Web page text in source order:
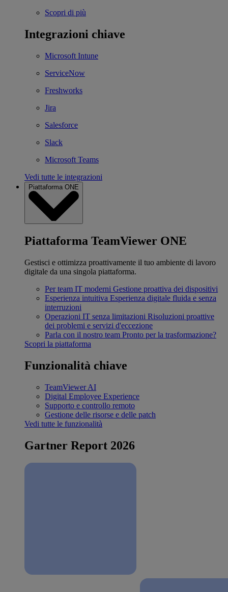
Scopri di più
Integrazioni chiave
Microsoft Intune
ServiceNow
Freshworks
Jira
Salesforce
Slack
Microsoft Teams
Vedi tutte le integrazioni
Piattaforma ONE
Piattaforma TeamViewer ONE
Gestisci e ottimizza proattivamente il tuo ambiente di lavoro
digitale da una singola piattaforma.
Per team IT moderni Gestione proattiva dei dispositivi
Esperienza intuitiva Esperienza digitale fluida e senza
interruzioni
Operazioni IT senza limitazioni Risoluzioni proattive
dei problemi e servizi d'eccezione
Parla con il nostro team Pronto per la trasformazione?
Scopri la piattaforma
Funzionalità chiave
TeamViewer AI
Digital Employee Experience
Supporto e controllo remoto
Gestione delle risorse e delle patch
Vedi tutte le funzionalità
Gartner Report 2026